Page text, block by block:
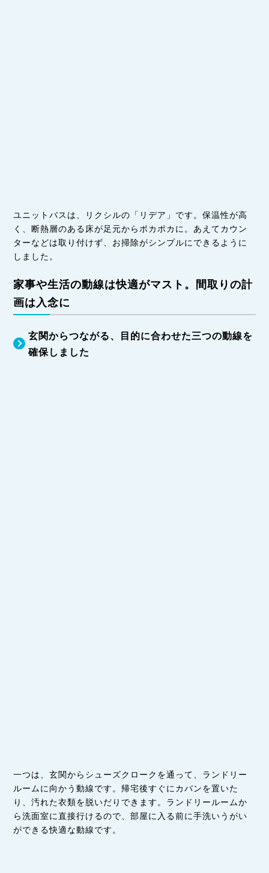
ユニットバスは、リクシルの「リデア」です。保温性が高
く、断熱層のある床が足元からポカポカに。あえてカウン
ターなどは取り付けず、お掃除がシンプルにできるように
しました。
家事や生活の動線は快適がマスト。間取りの計
画は入念に
玄関からつながる、目的に合わせた三つの動線を
確保しました
一つは、玄関からシューズクロークを通って、ランドリー
ルームに向かう動線です。帰宅後すぐにカバンを置いた
り、汚れた衣類を脱いだりできます。ランドリールームか
ら洗面室に直接行けるので、部屋に入る前に手洗いうがい
ができる快適な動線です。